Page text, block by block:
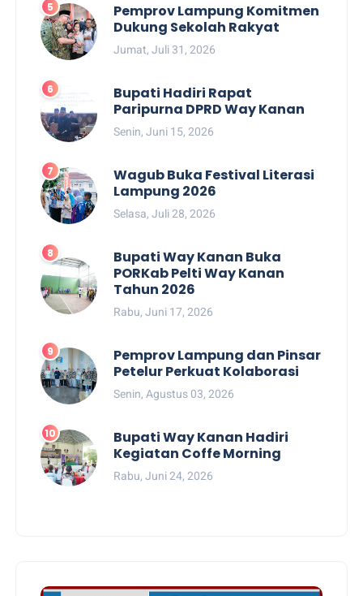
Pemprov Lampung Komitmen
Dukung Sekolah Rakyat
Jumat, Juli 31, 2026
Bupati Hadiri Rapat
Paripurna DPRD Way Kanan
Senin, Juni 15, 2026
Wagub Buka Festival Literasi
Lampung 2026
Selasa, Juli 28, 2026
Bupati Way Kanan Buka
PORKab Pelti Way Kanan
Tahun 2026
Rabu, Juni 17, 2026
Pemprov Lampung dan Pinsar
Petelur Perkuat Kolaborasi
Senin, Agustus 03, 2026
Bupati Way Kanan Hadiri
Kegiatan Coffe Morning
Rabu, Juni 24, 2026